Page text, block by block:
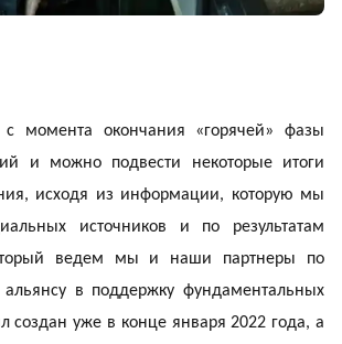
с момента окончания «горячей» фазы
и можно подвести некоторые итоги
исходя из информации, которую мы
источников и по результатам
ведем мы и наши партнеры по
альянсу в поддержку фундаментальных
создан уже в конце января 2022 года, а